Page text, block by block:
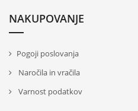
NAKUPOVANJE
Pogoji poslovanja
Naročila in vračila
Varnost podatkov